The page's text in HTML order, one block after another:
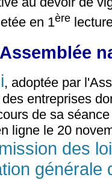
en 1ère
Assemblée
, adoptée par
entreprises
de sa
ligne le 20
des
générale